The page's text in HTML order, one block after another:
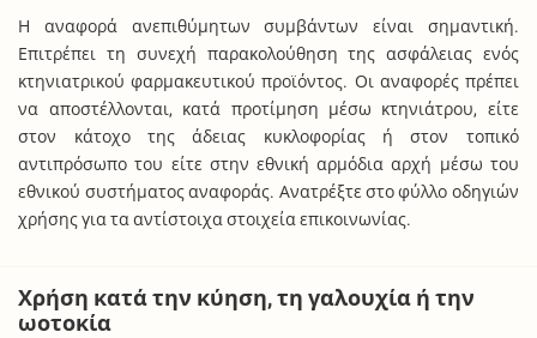
Η αναφορά ανεπιθύμητων συμβάντων είναι σημαντική.
Επιτρέπει τη συνεχή παρακολούθηση της ασφάλειας ενός
κτηνιατρικού φαρμακευτικού προϊόντος. Οι αναφορές πρέπει
να αποστέλλονται, κατά προτίμηση μέσω κτηνιάτρου, είτε
στον κάτοχο της άδειας κυκλοφορίας ή στον τοπικό
αντιπρόσωπο του είτε στην εθνική αρμόδια αρχή μέσω του
εθνικού συστήματος αναφοράς. Ανατρέξτε στο φύλλο οδηγιών
χρήσης για τα αντίστοιχα στοιχεία επικοινωνίας.
Χρήση κατά την κύηση, τη γαλουχία ή την
ωοτοκία